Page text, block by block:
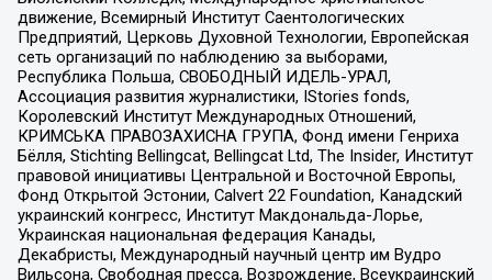
движение, Всемирный Институт Саентологических
Предприятий, Церковь Духовной Технологии, Европейская
сеть организаций по наблюдению за выборами,
Республика Польша, СВОБОДНЫЙ ИДЕЛЬ-УРАЛ,
Ассоциация развития журналистики, IStories fonds,
Королевский Институт Международных Отношений,
КРИМСЬКА ПРАВОЗАХИСНА ГРУПА, Фонд имени Генриха
Бёлля, Stichting Bellingcat, Bellingcat Ltd, The Insider, Институт
правовой инициативы Центральной и Восточной Европы,
Фонд Открытой Эстонии, Calvert 22 Foundation, Канадский
украинский конгресс, Институт Макдональда-Лорье,
Украинская национальная федерация Канады,
Декабристы, Международный научный центр им Вудро
Вильсона, Свободная пресса, Возрождение, Всеукраинский